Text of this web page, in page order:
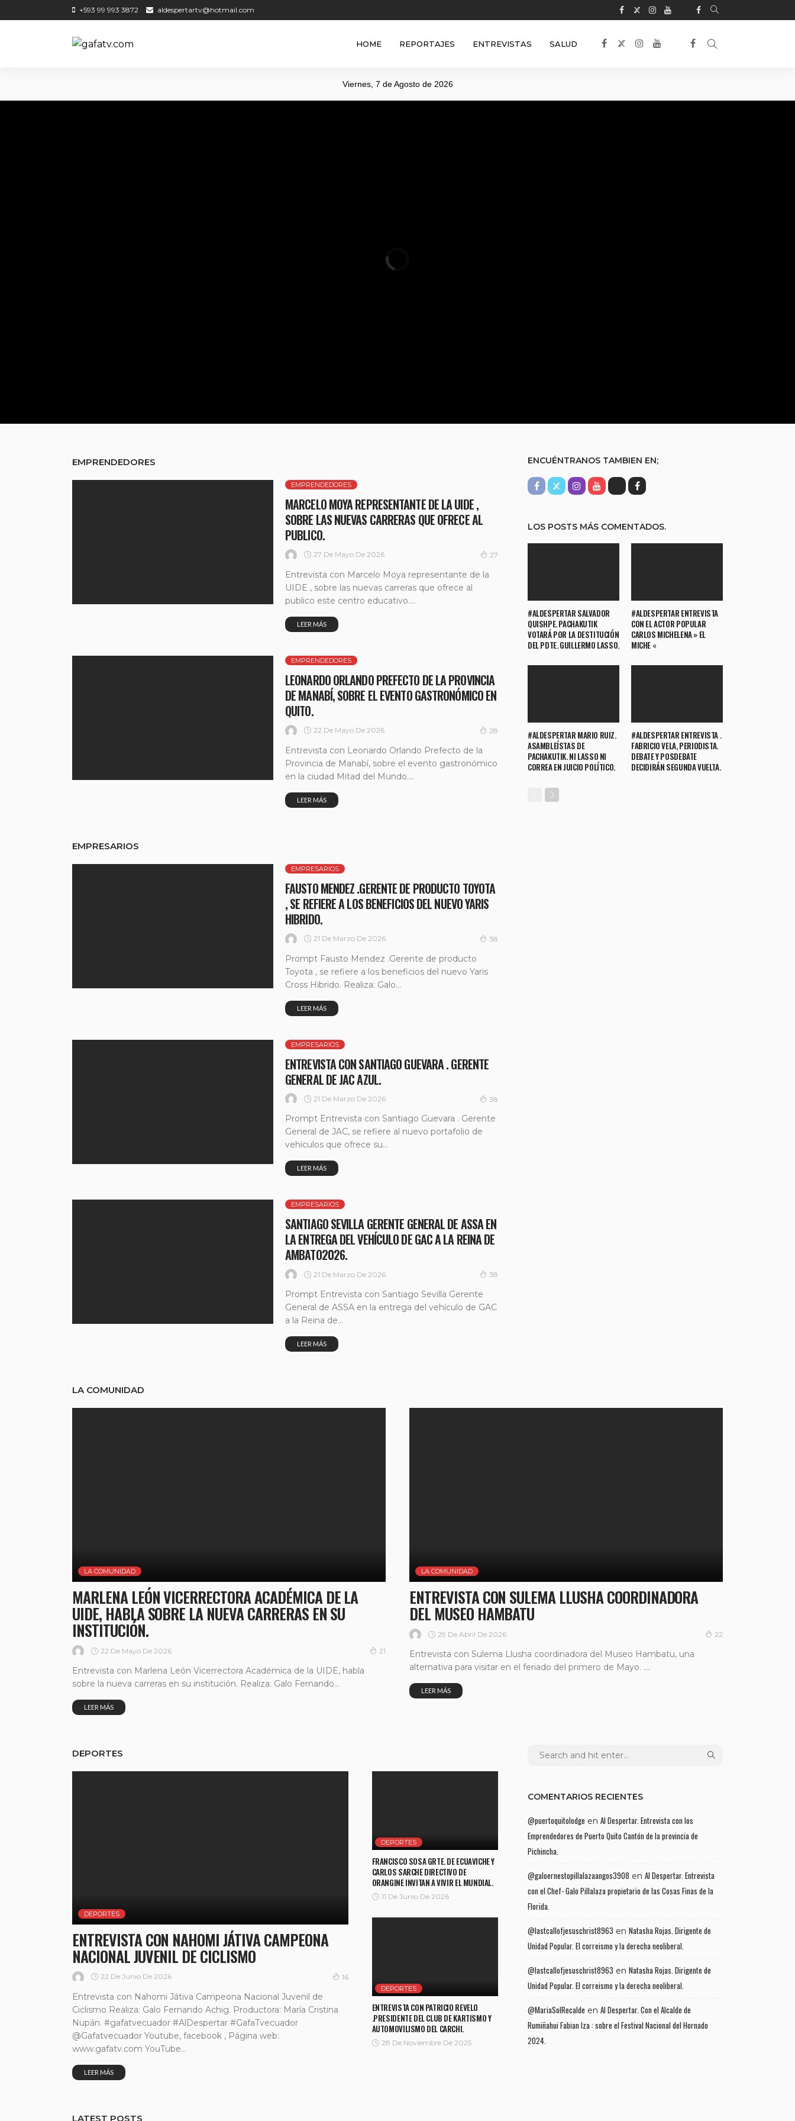
+593 99 993 3872 aldespertartv@hotmail.com
HOME REPORTAJES ENTREVISTAS SALUD
Viernes, 7 de Agosto de 2026
EMPRENDEDORES
EMPRENDEDORES
MARCELO MOYA REPRESENTANTE DE LA UIDE ,
SOBRE LAS NUEVAS CARRERAS QUE OFRECE AL
PUBLICO.
27 De Mayo De 2026 27
Entrevista con Marcelo Moya representante de la
UIDE , sobre las nuevas carreras que ofrece al
publico este centro educativo....
LEER MÁS
EMPRENDEDORES
LEONARDO ORLANDO PREFECTO DE LA PROVINCIA
DE MANABÍ, SOBRE EL EVENTO GASTRONÓMICO EN
QUITO.
22 De Mayo De 2026 28
Entrevista con Leonardo Orlando Prefecto de la
Provincia de Manabí, sobre el evento gastronómico
en la ciudad Mitad del Mundo....
LEER MÁS
EMPRESARIOS
EMPRESARIOS
FAUSTO MENDEZ .GERENTE DE PRODUCTO TOYOTA
, SE REFIERE A LOS BENEFICIOS DEL NUEVO YARIS
HIBRIDO.
21 De Marzo De 2026 38
Prompt Fausto Mendez .Gerente de producto
Toyota , se refiere a los beneficios del nuevo Yaris
Cross Hibrido. Realiza: Galo...
LEER MÁS
EMPRESARIOS
ENTREVISTA CON SANTIAGO GUEVARA . GERENTE
GENERAL DE JAC AZUL.
21 De Marzo De 2026 38
Prompt Entrevista con Santiago Guevara . Gerente
General de JAC, se refiere al nuevo portafolio de
vehículos que ofrece su...
LEER MÁS
EMPRESARIOS
SANTIAGO SEVILLA GERENTE GENERAL DE ASSA EN
LA ENTREGA DEL VEHÍCULO DE GAC A LA REINA DE
AMBATO2026.
21 De Marzo De 2026 38
Prompt Entrevista con Santiago Sevilla Gerente
General de ASSA en la entrega del vehículo de GAC
a la Reina de...
LEER MÁS
ENCUÉNTRANOS TAMBIEN EN;
LOS POSTS MÁS COMENTADOS.
#ALDESPERTAR SALVADOR
QUISHPE. PACHAKUTIK
VOTARÁ POR LA DESTITUCIÓN
DEL PDTE. GUILLERMO LASSO.
#ALDESPERTAR ENTREVISTA
CON EL ACTOR POPULAR
CARLOS MICHELENA » EL
MICHE «
#ALDESPERTAR MARIO RUIZ.
ASAMBLEÍSTAS DE
PACHAKUTIK. NI LASSO NI
CORREA EN JUICIO POLÍTICO.
#ALDESPERTAR ENTREVISTA .
FABRICIO VELA, PERIODISTA.
DEBATE Y POSDEBATE
DECIDIRÁN SEGUNDA VUELTA.
LA COMUNIDAD
LA COMUNIDAD
MARLENA LEÓN VICERRECTORA ACADÉMICA DE LA
UIDE, HABLA SOBRE LA NUEVA CARRERAS EN SU
INSTITUCIÓN.
22 De Mayo De 2026 21
Entrevista con Marlena León Vicerrectora Académica de la UIDE, habla
sobre la nueva carreras en su institución. Realiza: Galo Fernando...
LEER MÁS
LA COMUNIDAD
ENTREVISTA CON SULEMA LLUSHA COORDINADORA
DEL MUSEO HAMBATU
29 De Abril De 2026 22
Entrevista con Sulema Llusha coordinadora del Museo Hambatu, una
alternativa para visitar en el feriado del primero de Mayo. ....
LEER MÁS
DEPORTES
DEPORTES
ENTREVISTA CON NAHOMI JÁTIVA CAMPEONA
NACIONAL JUVENIL DE CICLISMO
22 De Junio De 2026 16
Entrevista con Nahomi Játiva Campeona Nacional Juvenil de
Ciclismo Realiza: Galo Fernando Achig. Productora: María Cristina
Nupán. #gafatvecuador #AlDespertar #GafaTvecuador
@Gafatvecuador Youtube, facebook , Página web:
www.gafatv.com YouTube...
LEER MÁS
DEPORTES
FRANCISCO SOSA GRTE. DE ECUAVICHE Y
CARLOS SARCHE DIRECTIVO DE
ORANGINE INVITAN A VIVIR EL MUNDIAL.
11 De Junio De 2026
DEPORTES
ENTREVISTA CON PATRICIO REVELO
.PRESIDENTE DEL CLUB DE KARTISMO Y
AUTOMOVILISMO DEL CARCHI.
28 De Noviembre De 2025
LATEST POSTS
COMENTARIOS RECIENTES
@puertoquitolodge en Al Despertar. Entrevista con los
Emprendedores de Puerto Quito Cantón de la provincia de
Pichincha.
@galoernestopillalazaangos3908 en Al Despertar. Entrevista
con el Chef- Galo Pillalaza propietario de las Cosas Finas de la
Florida.
@lastcallofjesuschrist8963 en Natasha Rojas. Dirigente de
Unidad Popular. El correismo y la derecha neoliberal.
@lastcallofjesuschrist8963 en Natasha Rojas. Dirigente de
Unidad Popular. El correismo y la derecha neoliberal.
@MariaSolRecalde en Al Despertar. Con el Alcalde de
Rumiñahui Fabian Iza : sobre el Festival Nacional del Hornado
2024.